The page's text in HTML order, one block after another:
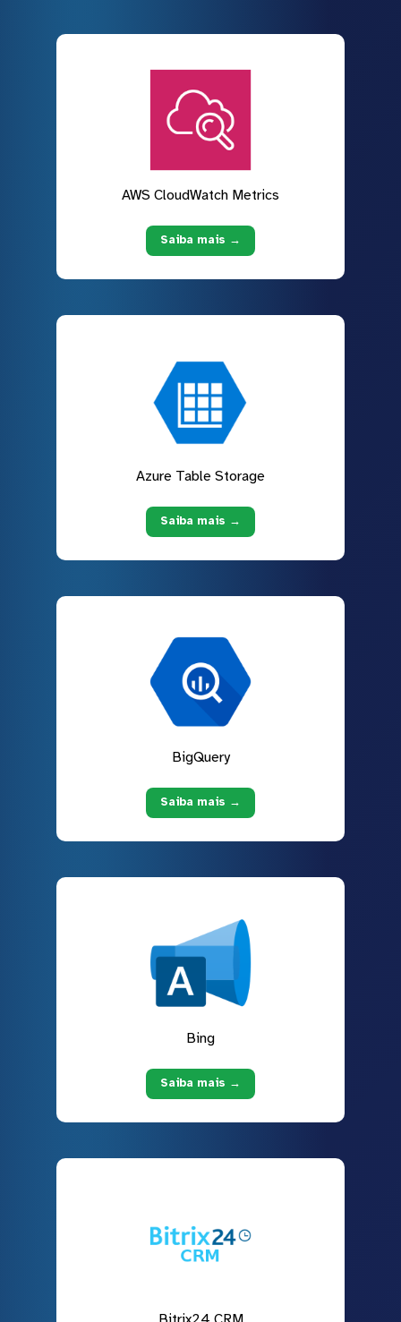
AWS CloudWatch Metrics
Saiba mais →
Azure Table Storage
Saiba mais →
BigQuery
Saiba mais →
Bing
Saiba mais →